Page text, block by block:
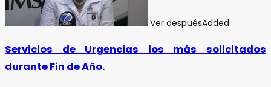
Ver despuésAdded
Servicios de Urgencias los más solicitados
durante Fin de Año.